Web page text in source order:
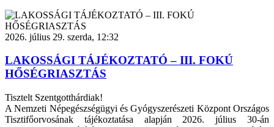
2026. július 29. szerda, 12:32
LAKOSSÁGI TÁJÉKOZTATÓ – III. FOKÚ
HŐSÉGRIASZTÁS
Tisztelt Szentgotthárdiak!
A Nemzeti Népegészségügyi és Gyógyszerészeti Központ Országos
Tisztifőorvosának tájékoztatása alapján 2026. július 30-án